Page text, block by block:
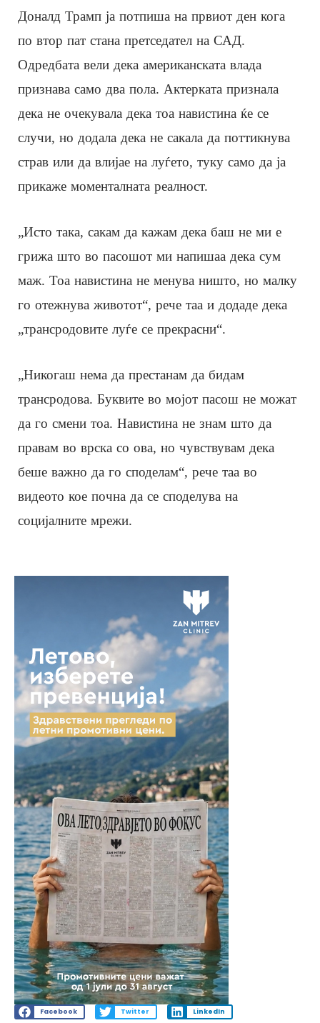
Доналд Трамп ја потпиша на првиот ден кога
по втор пат стана претседател на САД.
Одредбата вели дека американската влада
признава само два пола. Актерката признала
дека не очекувала дека тоа навистина ќе се
случи, но додала дека не сакала да поттикнува
страв или да влијае на луѓето, туку само да ја
прикаже моменталната реалност.
„Исто така, сакам да кажам дека баш не ми е
грижа што во пасошот ми напишаа дека сум
маж. Тоа навистина не менува ништо, но малку
го отежнува животот“, рече таа и додаде дека
„трансродовите луѓе се прекрасни“.
„Никогаш нема да престанам да бидам
трансродова. Буквите во мојот пасош не можат
да го смени тоа. Навистина не знам што да
правам во врска со ова, но чувствувам дека
беше важно да го споделам“, рече таа во
видеото кое почна да се споделува на
социјалните мрежи.
Facebook Twitter LinkedIn